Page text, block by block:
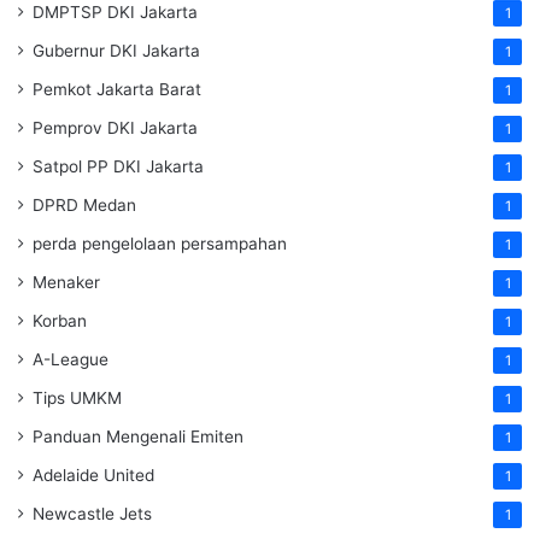
DMPTSP DKI Jakarta 1
Gubernur DKI Jakarta 1
Pemkot Jakarta Barat 1
Pemprov DKI Jakarta 1
Satpol PP DKI Jakarta 1
DPRD Medan 1
perda pengelolaan persampahan 1
Menaker 1
Korban 1
A-League 1
Tips UMKM 1
Panduan Mengenali Emiten 1
Adelaide United 1
Newcastle Jets 1